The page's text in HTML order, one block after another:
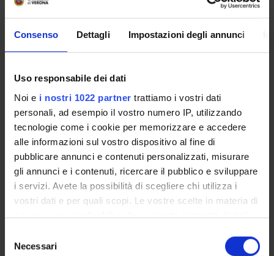
Consenso Dettagli Impostazioni degli annunci
Uso responsabile dei dati
Noi e i nostri 1022 partner trattiamo i vostri dati
personali, ad esempio il vostro numero IP, utilizzando
tecnologie come i cookie per memorizzare e accedere
alle informazioni sul vostro dispositivo al fine di
pubblicare annunci e contenuti personalizzati, misurare
gli annunci e i contenuti, ricercare il pubblico e sviluppare
i servizi. Avete la possibilità di scegliere chi utilizza i
vostri dati e per quali scopi. Le vostre scelte in materia di
privacy sono applicabili solo su questa proprietà digitale
modificare o revocare il proprio consenso in qualsiasi
delNecessari
RICERCA
PUBBLICAZIONI
INCARICHI
ORGANIZZAZIONE
GOVERNANCE
UFFICI E STRUTTURE DI SERVIZIO